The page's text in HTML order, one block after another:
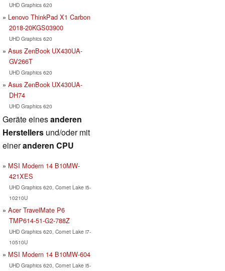
UHD Graphics 620
Lenovo ThinkPad X1 Carbon
2018-20KGS03900
UHD Graphics 620
Asus ZenBook UX430UA-
GV266T
UHD Graphics 620
Asus ZenBook UX430UA-
DH74
UHD Graphics 620
Geräte einesanderen
Herstellers und/oder mit
eineranderen CPU
MSI Modern 14 B10MW-
421XES
UHD Graphics 620, Comet Lake i5-
10210U
Acer TravelMate P6
TMP614-51-G2-788Z
UHD Graphics 620, Comet Lake i7-
10510U
MSI Modern 14 B10MW-604
UHD Graphics 620, Comet Lake i5-